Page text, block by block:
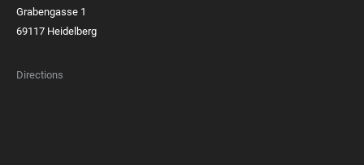
Grabengasse 1
69117 Heidelberg
Directions